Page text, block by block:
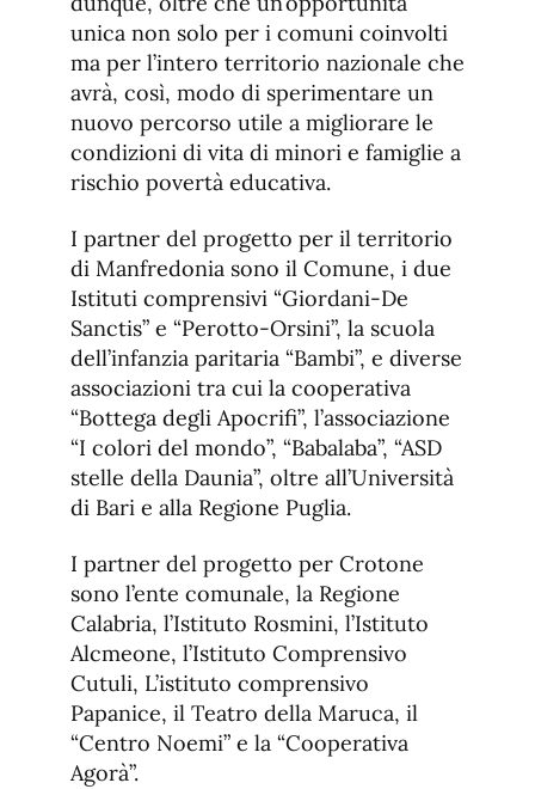
unica non solo per i comuni coinvolti
ma per l’intero territorio nazionale che
avrà, così, modo di sperimentare un
nuovo percorso utile a migliorare le
condizioni di vita di minori e famiglie a
rischio povertà educativa.
I partner del progetto per il territorio
di Manfredonia sono il Comune, i due
Istituti comprensivi “Giordani-De
Sanctis” e “Perotto-Orsini”, la scuola
dell’infanzia paritaria “Bambi”, e diverse
associazioni tra cui la cooperativa
“Bottega degli Apocrifi”, l’associazione
“I colori del mondo”, “Babalaba”, “ASD
stelle della Daunia”, oltre all’Università
di Bari e alla Regione Puglia.
I partner del progetto per Crotone
sono l’ente comunale, la Regione
Calabria, l’Istituto Rosmini, l’Istituto
Alcmeone, l’Istituto Comprensivo
Cutuli, L’istituto comprensivo
Papanice, il Teatro della Maruca, il
“Centro Noemi” e la “Cooperativa
Agorà”.